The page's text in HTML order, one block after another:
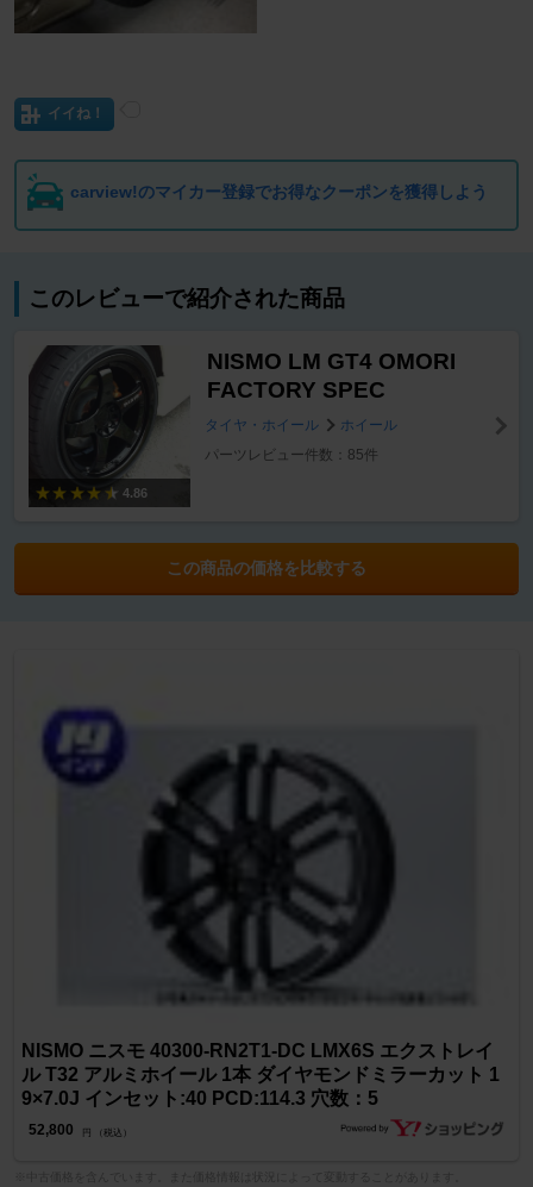
イイね！
carview!のマイカー登録でお得なクーポンを獲得しよう
このレビューで紹介された商品
4.86
NISMO LM GT4 OMORI
FACTORY SPEC
タイヤ・ホイール
ホイール
パーツレビュー件数：85件
この商品の価格を比較する
NISMO ニスモ 40300-RN2T1-DC LMX6S エクストレイ
ル T32 アルミホイール 1本 ダイヤモンドミラーカット 1
9×7.0J インセット:40 PCD:114.3 穴数：5
52,800 円 （税込）